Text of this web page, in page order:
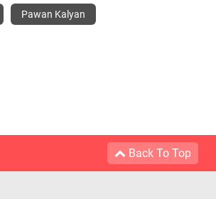
Pawan Kalyan
Back To Top